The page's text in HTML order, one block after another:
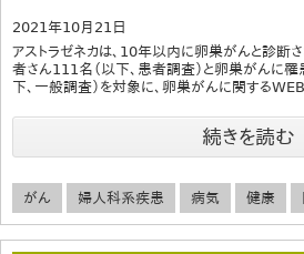
2021年10月21日
アストラゼネカは、10年以内に卵巣がんと診
者さん111名（以下、患者調査）と卵巣がんに
下、一般調査）を対象に、卵巣がんに関する
続きを読む
がん 婦人科系疾患 病気 健康